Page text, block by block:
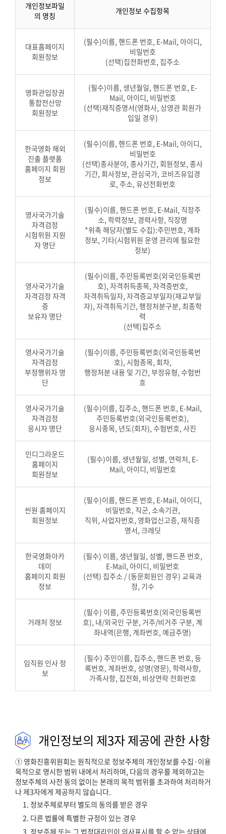
개인정보파일
의 명칭
개인정보 수집항목
대표홈페이지
회원정보
(필수)이름, 핸드폰 번호, E-Mail, 아이디,
비밀번호
(선택)집전화번호, 집주소
영화관입장권
통합전산망
회원정보
(필수)이름, 생년월일, 핸드폰 번호, E-
Mail, 아이디, 비밀번호
(선택)재직증명서(영화사, 상영관 회원가
입일 경우)
한국영화 해외
진출 플랫폼
홈페이지 회원
정보
(필수)이름, 핸드폰 번호, E-Mail, 아이디,
비밀번호
(선택)종사분야, 종사기간, 회원정보, 종사
기간, 회사정보, 관심국가, 코비즈유입경
로, 주소, 유선전화번호
영사국가기술
자격검정
시험위원 지원
자 명단
(필수)이름, 핸드폰 번호, E-Mail, 직장주
소, 학력정보, 경력사항, 직장명
*위촉 해당자(별도 수집):주민번호, 계좌
정보, 기타(시험위원 운영 관리에 필요한
정보)
영사국가기술
자격검정 자격
증
보유자 명단
(필수)이름, 주민등록번호(외국인등록번
호), 자격취득종목, 자격증번호,
자격취득일자, 자격증교부일자(재교부일
자), 자격취득기간, 행정처분구분, 최종학
력
(선택)집주소
영사국가기술
자격검정
부정행위자 명
단
(필수)이름, 주민등록번호(외국인등록번
호), 시험종목, 회차,
행정처분 내용 및 기간, 부정유형, 수험번
호
영사국가기술
자격검정
응시자 명단
(필수)이름, 집주소, 핸드폰 번호, E-Mail,
주민등록번호(외국인등록번호),
응시종목, 년도(회차), 수험번호, 사진
인디그라운드
홈페이지
회원정보
(필수)이름, 생년월일, 성별, 연락처, E-
Mail, 아이디, 비밀번호
씬원 홈페이지
회원정보
(필수)이름, 핸드폰 번호, E-Mail, 아이디,
비밀번호, 직군, 소속기관,
직위, 사업자번호, 영화업신고증, 재직증
명서, 크레딧
한국영화아카
데미
홈페이지 회원
정보
(필수) 이름, 생년월일, 성별, 핸드폰 번호,
E-Mail, 아이디, 비밀번호
(선택) 집주소 / (동문회원인 경우) 교육과
정, 기수
거래처 정보
(필수) 이름, 주민등록번호(외국인등록번
호), 내/외국인 구분, 거주/비거주 구분, 계
좌내역(은행, 계좌번호, 예금주명)
임직원 인사 정
보
(필수) 주민이름, 집주소, 핸드폰 번호, 등
록번호, 계좌번호, 성명(영문), 학력사항,
가족사항, 집전화, 비상연락 전화번호
개인정보의 제3자 제공에 관한 사항
① 영화진흥위원회는 원칙적으로 정보주체의 개인정보를 수집·이용
목적으로 명시한 범위 내에서 처리하며, 다음의 경우를 제외하고는
정보주체의 사전 동의 없이는 본래의 목적 범위를 초과하여 처리하거
나 제3자에게 제공하지 않습니다.
1. 정보주체로부터 별도의 동의를 받은 경우
2. 다른 법률에 특별한 규정이 있는 경우
3. 정보주체 또는 그 법정대리인이 의사표시를 할 수 없는 상태에